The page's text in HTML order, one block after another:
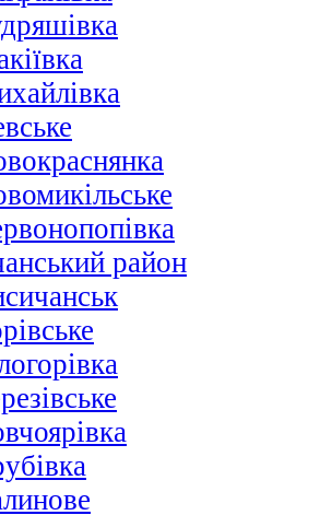
район